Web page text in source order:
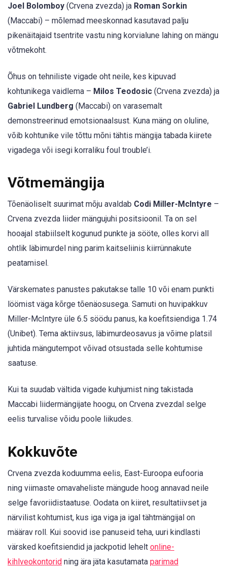
Joel Bolomboy (Crvena zvezda) ja Roman Sorkin
(Maccabi) – mõlemad meeskonnad kasutavad palju
pikenäitajaid tsentrite vastu ning korvialune lahing on mängu
võtmekoht.
Õhus on tehniliste vigade oht neile, kes kipuvad
kohtunikega vaidlema – Milos Teodosic (Crvena zvezda) ja
Gabriel Lundberg (Maccabi) on varasemalt
demonstreerinud emotsionaalsust. Kuna mäng on oluline,
võib kohtunike vile tõttu mõni tähtis mängija tabada kiirete
vigadega või isegi korraliku foul trouble’i.
Võtmemängija
Tõenäoliselt suurimat mõju avaldab Codi Miller-McIntyre –
Crvena zvezda liider mängujuhi positsioonil. Ta on sel
hooajal stabiilselt kogunud punkte ja sööte, olles korvi all
ohtlik läbimurdel ning parim kaitseliinis kiirrünnakute
peatamisel.
Värskemates panustes pakutakse talle 10 või enam punkti
löömist väga kõrge tõenäosusega. Samuti on huvipakkuv
Miller-McIntyre üle 6.5 söödu panus, ka koefitsiendiga 1.74
(Unibet). Tema aktiivsus, läbimurdeosavus ja võime platsil
juhtida mängutempot võivad otsustada selle kohtumise
saatuse.
Kui ta suudab vältida vigade kuhjumist ning takistada
Maccabi liidermängijate hoogu, on Crvena zvezdal selge
eelis turvalise võidu poole liikudes.
Kokkuvõte
Crvena zvezda koduumma eelis, East-Euroopa eufooria
ning viimaste omavaheliste mängude hoog annavad neile
selge favoriidistaatuse. Oodata on kiiret, resultatiivset ja
närvilist kohtumist, kus iga viga ja igal tähtmängijal on
määrav roll. Kui soovid ise panuseid teha, uuri kindlasti
värsked koefitsiendid ja jackpotid lehelt online-
kihlveokontorid ning ära jäta kasutamata parimad